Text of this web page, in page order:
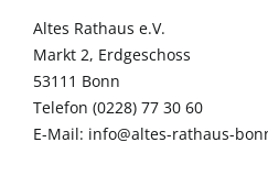
Altes Rathaus e.V.
Markt 2, Erdgeschoss
53111 Bonn
Telefon (0228) 77 30 60
E-Mail: info@altes-rathaus-